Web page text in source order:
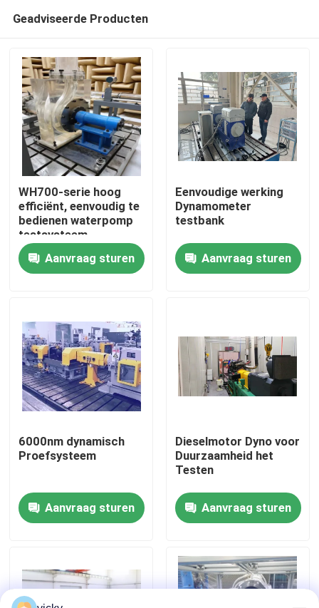
Thuis
Producten
Fabriekstour
Kwaliteitscontrole
Nieuws
Gevallen
Hoge snelheidsdynamometer
Geadviseerde Producten
WH700-serie hoog
efficiënt, eenvoudig te
bedienen waterpomp
testsysteem
Aanvraag sturen
Eenvoudige werking
Dynamometer
testbank
Aanvraag sturen
6000nm dynamisch
Proefsysteem
Aanvraag sturen
Dieselmotor Dyno voor
Duurzaamheid het
Testen
Aanvraag sturen